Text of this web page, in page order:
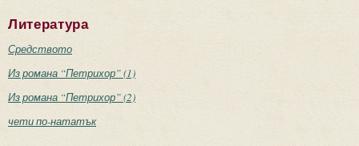
Литература
Средството
Из романа “Петрихор” (1)
Из романа “Петрихор” (2)
чети по-нататък